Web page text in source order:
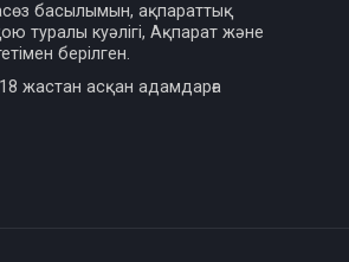
басылымын, ақпараттық
туралы куәлігі, Ақпарат және
берілген.
жастан асқан адамдарға